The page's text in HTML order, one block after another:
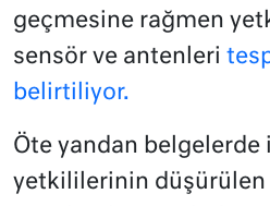
geçmesine rağmen
sensör ve antenleri
belirtiliyor.
Öte yandan belgelerde
yetkililerinin düşürülen